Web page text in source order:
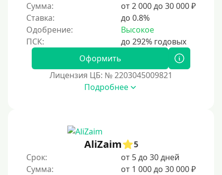
4 месяца
5 месяцев
На полгода
10 месяцев
4 года
5 лет
Сумма:
от 2 000 до 30 000 ₽
Ставка:
до 0.8%
Одобрение:
Высокое
Оформить
Лицензия ЦБ: № 2203045009821
Подробнее
AliZaim
5
Срок:
от 5 до 30 дней
Сумма:
от 1 000 до 30 000 ₽